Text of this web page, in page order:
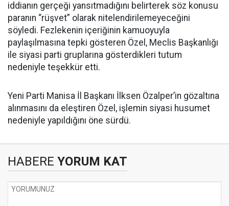
iddianın gerçeği yansıtmadığını belirterek söz konusu
paranın “rüşvet” olarak nitelendirilemeyeceğini
söyledi. Fezlekenin içeriğinin kamuoyuyla
paylaşılmasına tepki gösteren Özel, Meclis Başkanlığı
ile siyasi parti gruplarına gösterdikleri tutum
nedeniyle teşekkür etti.
Yeni Parti Manisa İl Başkanı İlksen Özalper’in gözaltına
alınmasını da eleştiren Özel, işlemin siyasi husumet
nedeniyle yapıldığını öne sürdü.
HABERE YORUM KAT